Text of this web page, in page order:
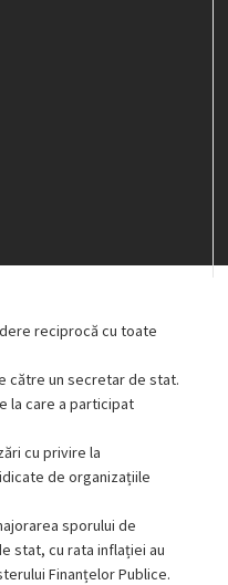
reciprocă cu toate
către un secretar de stat.
la care a participat
cu privire la
de organizațiile
sporului de
stat, cu rata inflației au
Finanțelor Publice.